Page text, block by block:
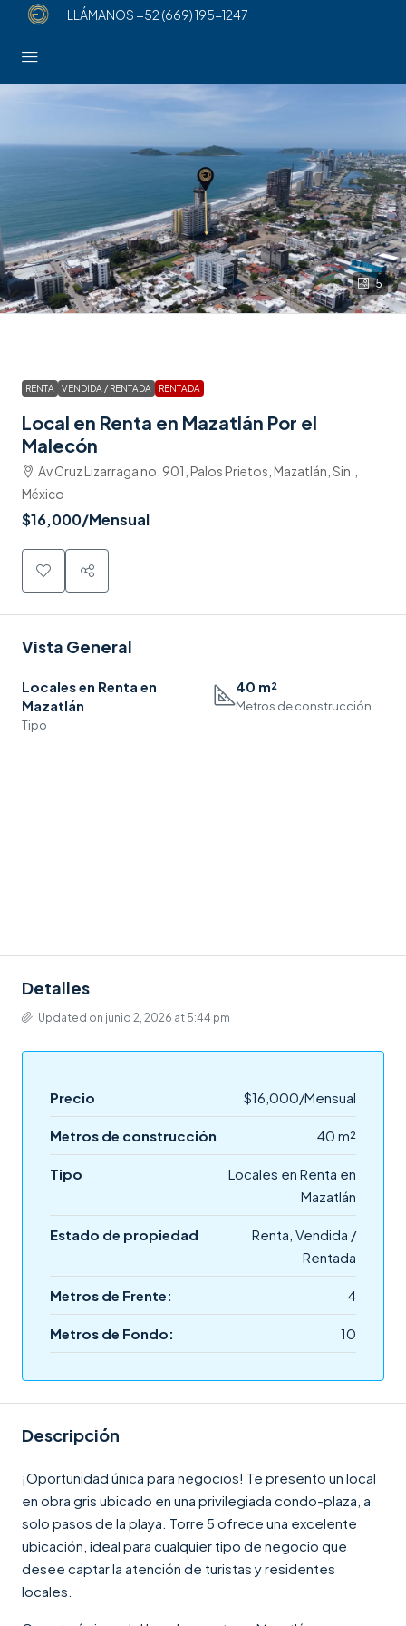
LLÁMANOS +52 (669) 195-1247
5
RENTA VENDIDA / RENTADA RENTADA
Local en Renta en Mazatlán Por el
Malecón
Av Cruz Lizarraga no. 901, Palos Prietos, Mazatlán, Sin.,
México
$16,000/Mensual
Vista General
Locales en Renta en
Mazatlán
Tipo
40 m²
Metros de construcción
Detalles
Updated on junio 2, 2026 at 5:44 pm
Precio $16,000/Mensual
Metros de construcción 40 m²
Tipo
Locales en Renta en
Mazatlán
Estado de propiedad
Renta, Vendida /
Rentada
Metros de Frente: 4
Metros de Fondo: 10
Descripción
¡Oportunidad única para negocios! Te presento un local
en obra gris ubicado en una privilegiada condo-plaza, a
solo pasos de la playa. Torre 5 ofrece una excelente
ubicación, ideal para cualquier tipo de negocio que
desee captar la atención de turistas y residentes
locales.